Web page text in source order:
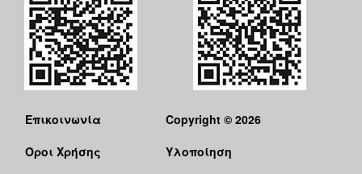
Επικοινωνία
Όροι Χρήσης
Copyright © 2026
Υλοποίηση